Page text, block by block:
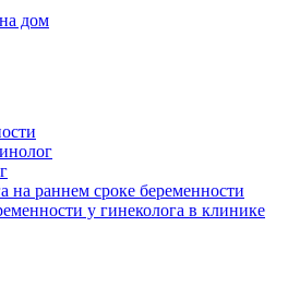
дом
на раннем сроке беременности
у гинеколога в клинике